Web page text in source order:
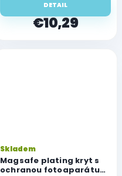
€10,29
DETAIL
Magsafe plating kryt s
ochranou fotoaparátu
Skladem